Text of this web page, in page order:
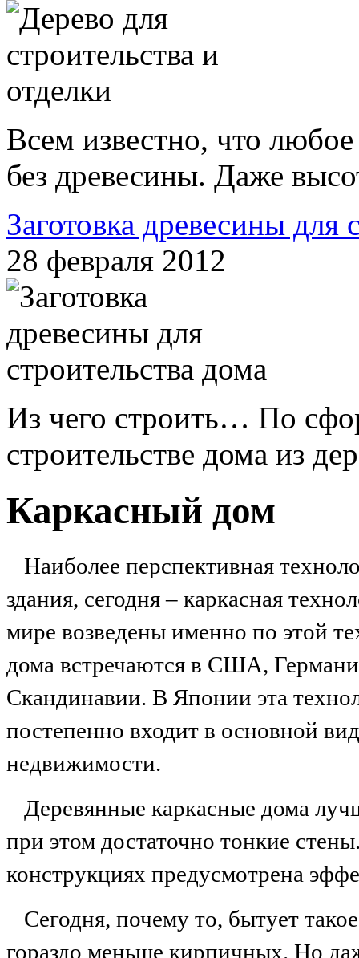
Всем известно, что любое
без древесины. Даже
Заготовка древесины для
28 февраля 2012
Из чего строить… По
строительстве дома из
Каркасный дом
Наиболее перспективная
здания, сегодня – каркасная
мире возведены именно по этой
дома встречаются в США,
Скандинавии. В Японии эта
постепенно входит в основной
недвижимости.
Деревянные каркасные дома
при этом достаточно тонкие
конструкциях предусмотрена
Сегодня, почему то, бытует
гораздо меньше кирпичных. Но